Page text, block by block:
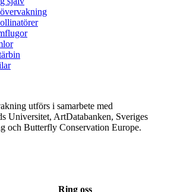
utförs i samarbete med
Universitet, ArtDatabanken, Sveriges
och Butterfly Conservation Europe.
Ring oss